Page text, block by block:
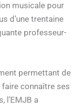
musicale pour
d’une trentaine
professeur-
permettant de
faire connaître ses
l’EMJB a